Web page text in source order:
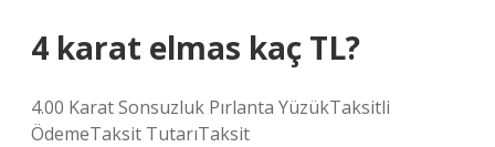
4 karat elmas kaç TL?
4.00 Karat Sonsuzluk Pırlanta YüzükTaksitli
ÖdemeTaksit TutarıTaksit